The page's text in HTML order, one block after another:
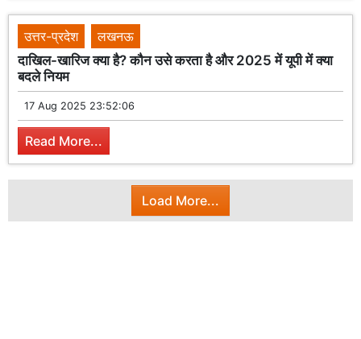
उत्तर-प्रदेश
लखनऊ
दाखिल-खारिज क्या है? कौन उसे करता है और 2025 में यूपी में क्या
बदले नियम
17 Aug 2025 23:52:06
Read More...
Load More...